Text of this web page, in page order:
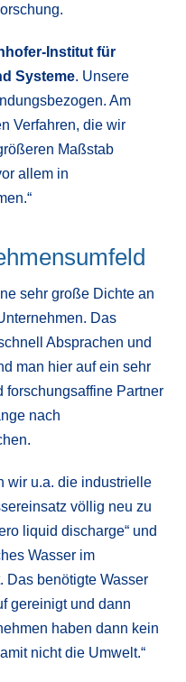
Institut für
Systeme. Unsere
Am
Verfahren, die wir
Maßstab
allem in
sehr große Dichte an
Das
Absprachen und
man hier auf ein sehr
forschungsaffine Partner
nach
wir u.a. die industrielle
völlig neu zu
liquid discharge“ und
Wasser im
Das benötigte Wasser
gereinigt und dann
haben dann kein
nicht die Umwelt.“